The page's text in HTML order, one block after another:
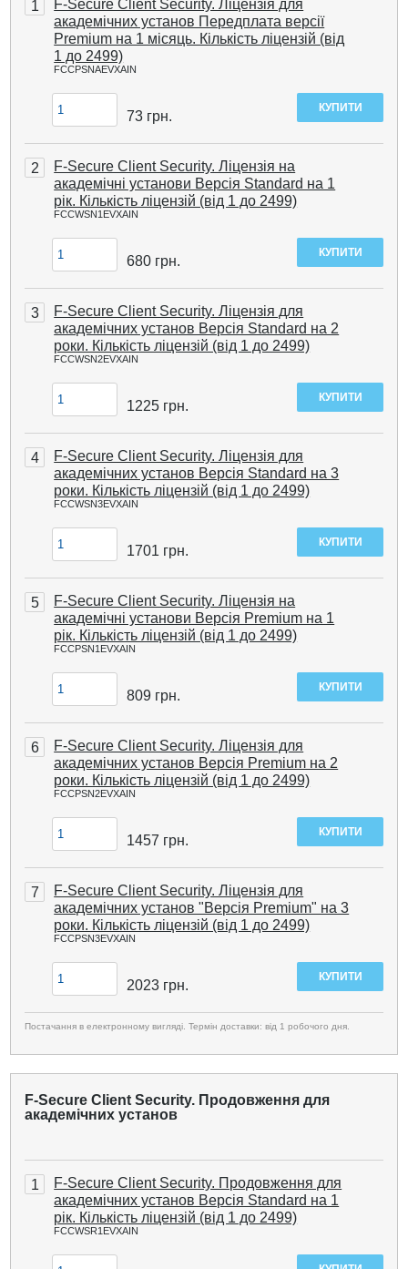
1
F-Secure Client Security. Ліцензія для
академічних установ Передплата версії
Premium на 1 місяць. Кількість ліцензій (від
1 до 2499)
FCCPSNAEVXAIN
73 грн.
2
F-Secure Client Security. Ліцензія на
академічні установи Версія Standard на 1
рік. Кількість ліцензій (від 1 до 2499)
FCCWSN1EVXAIN
680 грн.
3
F-Secure Client Security. Ліцензія для
академічних установ Версія Standard на 2
роки. Кількість ліцензій (від 1 до 2499)
FCCWSN2EVXAIN
1225 грн.
4
F-Secure Client Security. Ліцензія для
академічних установ Версія Standard на 3
роки. Кількість ліцензій (від 1 до 2499)
FCCWSN3EVXAIN
1701 грн.
5
F-Secure Client Security. Ліцензія на
академічні установи Версія Premium на 1
рік. Кількість ліцензій (від 1 до 2499)
FCCPSN1EVXAIN
809 грн.
6
F-Secure Client Security. Ліцензія для
академічних установ Версія Premium на 2
роки. Кількість ліцензій (від 1 до 2499)
FCCPSN2EVXAIN
1457 грн.
7
F-Secure Client Security. Ліцензія для
академічних установ "Версія Premium" на 3
роки. Кількість ліцензій (від 1 до 2499)
FCCPSN3EVXAIN
2023 грн.
Постачання в електронному вигляді. Термін доставки: від 1 робочого дня.
F-Secure Client Security. Продовження для
академічних установ
1
F-Secure Client Security. Продовження для
академічних установ Версія Standard на 1
рік. Кількість ліцензій (від 1 до 2499)
FCCWSR1EVXAIN